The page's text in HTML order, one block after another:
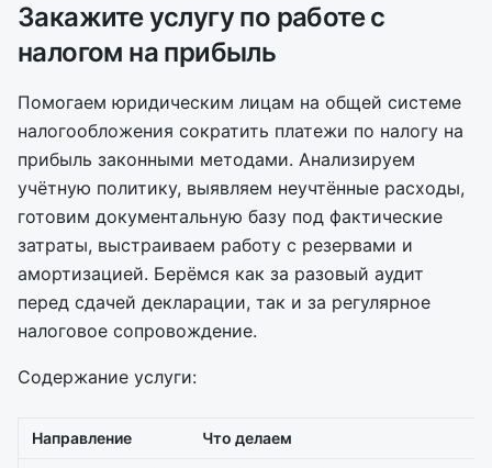
Закажите услугу по работе с
налогом на прибыль
Помогаем юридическим лицам на общей системе
налогообложения сократить платежи по налогу на
прибыль законными методами. Анализируем
учётную политику, выявляем неучтённые расходы,
готовим документальную базу под фактические
затраты, выстраиваем работу с резервами и
амортизацией. Берёмся как за разовый аудит
перед сдачей декларации, так и за регулярное
налоговое сопровождение.
Содержание услуги:
Направление Что делаем